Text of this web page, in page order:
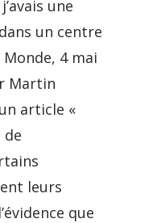
une
un centre
4 mai
Martin
article «
de
leurs
que